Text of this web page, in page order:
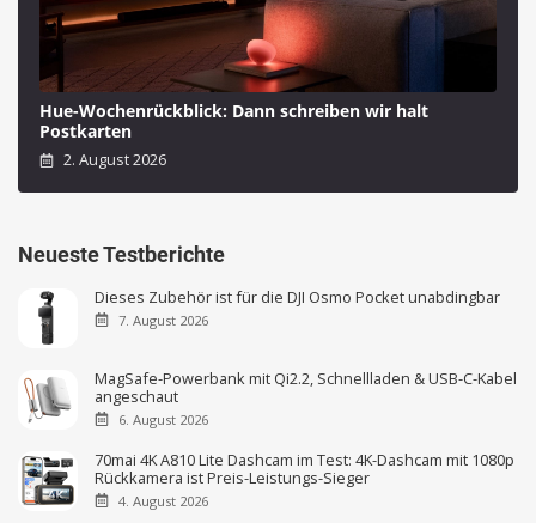
Hue-Wochenrückblick: Dann schreiben wir halt
Postkarten
2. August 2026
Neueste Testberichte
Dieses Zubehör ist für die DJI Osmo Pocket unabdingbar
7. August 2026
MagSafe-Powerbank mit Qi2.2, Schnellladen & USB-C-Kabel
angeschaut
6. August 2026
70mai 4K A810 Lite Dashcam im Test: 4K-Dashcam mit 1080p
Rückkamera ist Preis-Leistungs-Sieger
4. August 2026